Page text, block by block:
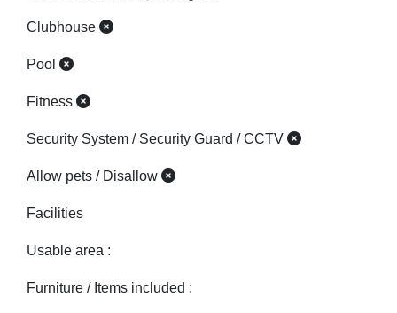
Clubhouse
Pool
Fitness
Security System / Security Guard / CCTV
Allow pets / Disallow
Facilities
Usable area :
Furniture / Items included :